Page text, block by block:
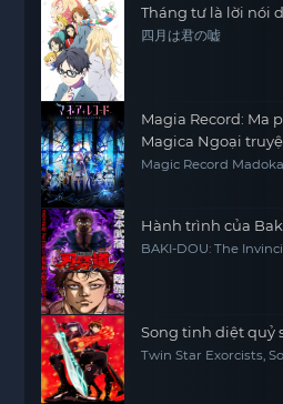
Tháng tư là lời nói
四月は君の嘘
Magia Record: Ma
Magica Ngoại
Magic Record
Hành trình của
BAKI-DOU: The
Song tinh diệt quỷ
Twin Star Exorcists,